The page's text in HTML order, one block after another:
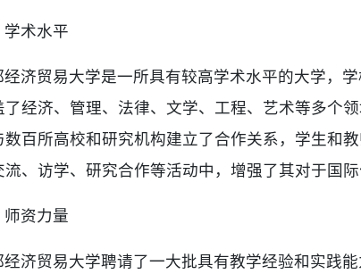
学术水平
经济贸易大学是一所具有较高学术水平的大学，
了经济、管理、法律、文学、工程、艺术等多个
数百所高校和研究机构建立了合作关系，学生和
流、访学、研究合作等活动中，增强了其对于国际
师资力量
经济贸易大学聘请了一大批具有教学经验和实践